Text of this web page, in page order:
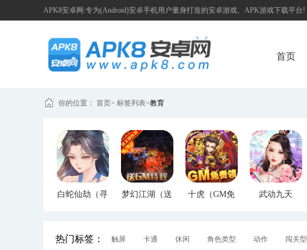
APK8安卓网:专为(Android)安卓手机用户量身打造的安卓游戏、APK游戏下载平台!
首页
你的位置： 首页> 标签列表>教育
白蛇仙劫（寻
梦幻江湖（送
十虎（GM免
武动九天
热门标签： 触屏 卡通 休闲 角色类型 动作 闯关型